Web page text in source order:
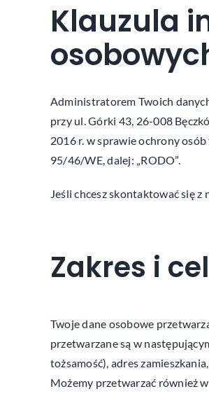
Klauzula
Administratorem Twoich
przy ul. Górki 43, 26-008
2016 r. w sprawie ochrony
95/46/WE, dalej: „RODO”.
Jeśli chcesz skontaktować się
Zakres i
Twoje dane osobowe
przetwarzane są w
tożsamość), adres
Możemy przetwarzać również